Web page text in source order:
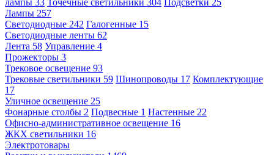
лампы 33 Точечные светильники 304 Подсветки 25
Лампы 257
Светодиодные 242 Галогенные 15
Светодиодные ленты 62
Лента 58 Управление 4
Прожекторы 3
Трековое освещение 93
Трековые светильники 59 Шинопроводы 17 Комплектующие
17
Уличное освещение 25
Фонарные столбы 2 Подвесные 1 Настенные 22
Офисно-административное освещение 16
ЖКХ светильники 16
Электротовары